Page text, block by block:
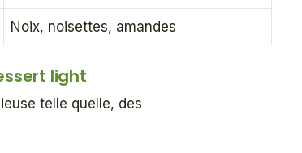
Noix, noisettes, amandes
light
telle quelle, des